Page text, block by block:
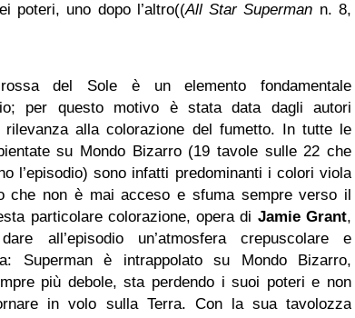
poteri, uno dopo l’altro((All Star Superman n. 8,
del Sole è un elemento fondamentale
per questo motivo è stata data dagli autori
rilevanza alla colorazione del fumetto. In tutte le
su Mondo Bizarro (19 tavole sulle 22 che
l’episodio) sono infatti predominanti i colori viola
che non è mai acceso e sfuma sempre verso il
particolare colorazione, opera di Jamie Grant,
all’episodio un’atmosfera crepuscolare e
Superman è intrappolato su Mondo Bizarro,
più debole, sta perdendo i suoi poteri e non
in volo sulla Terra. Con la sua tavolozza